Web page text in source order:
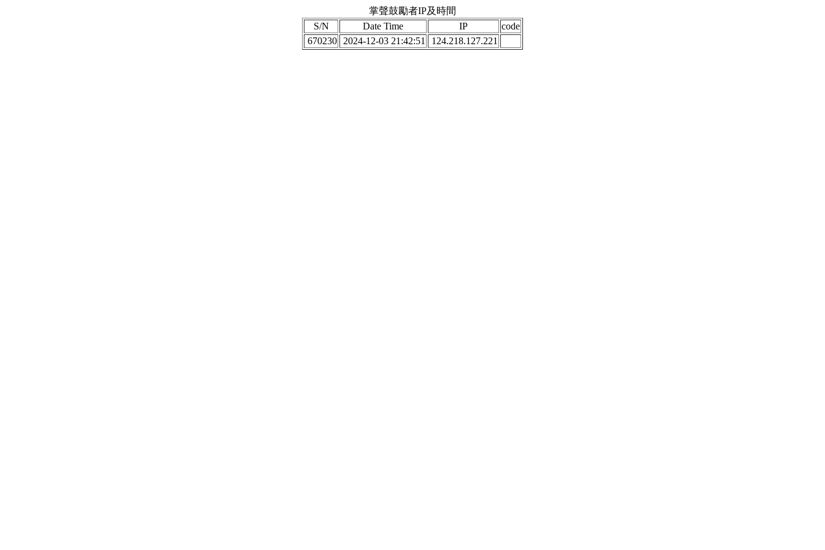
掌聲鼓勵者IP及時間
S/N
Date Time IP
code
670230
2024-12-03 21:42:51 124.218.127.221